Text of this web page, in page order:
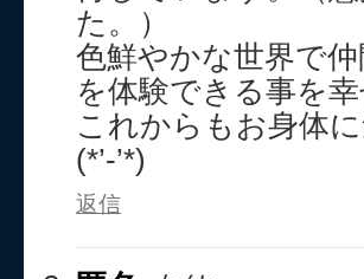
た。）
色鮮やかな世界で
を体験できる事を
これからもお身体
(*’-’*)
返信